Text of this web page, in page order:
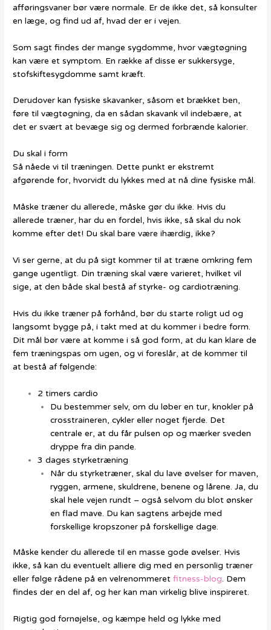
afføringsvaner bør være normale. Er de ikke det, så konsulter
en læge, og find ud af, hvad der er i vejen.
Som sagt findes der mange sygdomme, hvor vægtøgning
kan være et symptom. En række af disse er sukkersyge,
stofskiftesygdomme samt kræft.
Derudover kan fysiske skavanker, såsom et brækket ben,
føre til vægtøgning, da en sådan skavank vil indebære, at
det er svært at bevæge sig og dermed forbrænde kalorier.
Du skal i form
Så nåede vi til træningen. Dette punkt er ekstremt
afgørende for, hvorvidt du lykkes med at nå dine fysiske mål.
Måske træner du allerede, måske gør du ikke. Hvis du
allerede træner, har du en fordel, hvis ikke, så skal du nok
komme efter det! Du skal bare være ihærdig, ikke?
Vi ser gerne, at du på sigt kommer til at træne omkring fem
gange ugentligt. Din træning skal være varieret, hvilket vil
sige, at den både skal bestå af styrke- og cardiotræning.
Hvis du ikke træner på forhånd, bør du starte roligt ud og
langsomt bygge på, i takt med at du kommer i bedre form.
Dit mål bør være at komme i så god form, at du kan klare de
fem træningspas om ugen, og vi foreslår, at de kommer til
at bestå af følgende:
2 timers cardio
Du bestemmer selv, om du løber en tur, knokler på
crosstraineren, cykler eller noget fjerde. Det
centrale er, at du får pulsen op og mærker sveden
dryppe fra din pande.
3 dages styrketræning
Når du styrketræner, skal du lave øvelser for maven,
ryggen, armene, skuldrene, benene og lårene. Ja, du
skal hele vejen rundt – også selvom du blot ønsker
en flad mave. Du kan sagtens arbejde med
forskellige kropszoner på forskellige dage.
Måske kender du allerede til en masse gode øvelser. Hvis
ikke, så kan du eventuelt alliere dig med en personlig træner
eller følge rådene på en velrenommeretfitness-blog. Dem
findes der en del af, og her kan man virkelig blive inspireret.
Rigtig god fornøjelse, og kæmpe held og lykke med